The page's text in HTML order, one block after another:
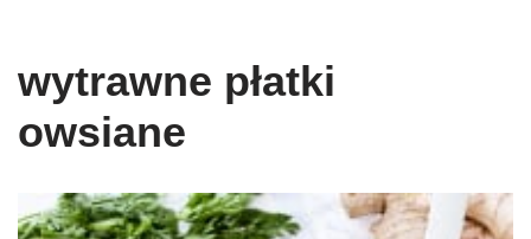
wytrawne płatki
owsiane